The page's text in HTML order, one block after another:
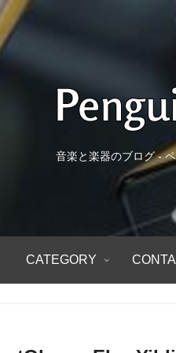
音楽と楽器のブログ -
CATEGORY